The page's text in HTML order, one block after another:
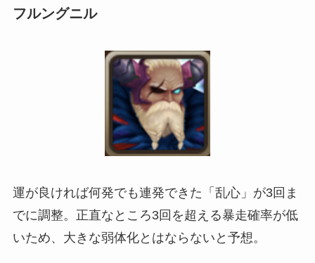
フルングニル
運が良ければ何発でも連発できた「乱心」が3回ま
でに調整。正直なところ3回を超える暴走確率が低
いため、大きな弱体化とはならないと予想。